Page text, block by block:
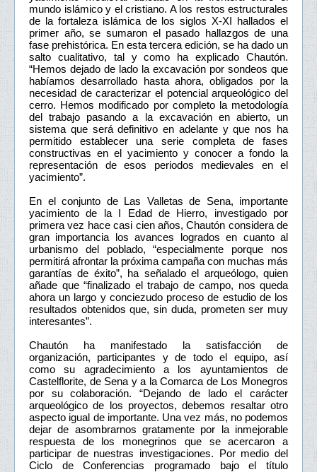
mundo islámico y el cristiano. A los restos estructurales
de la fortaleza islámica de los siglos X-XI hallados el
primer año, se sumaron el pasado hallazgos de una
fase prehistórica. En esta tercera edición, se ha dado un
salto cualitativo, tal y como ha explicado Chautón.
“Hemos dejado de lado la excavación por sondeos que
habíamos desarrollado hasta ahora, obligados por la
necesidad de caracterizar el potencial arqueológico del
cerro. Hemos modificado por completo la metodología
del trabajo pasando a la excavación en abierto, un
sistema que será definitivo en adelante y que nos ha
permitido establecer una serie completa de fases
constructivas en el yacimiento y conocer a fondo la
representación de esos periodos medievales en el
yacimiento”.
En el conjunto de Las Valletas de Sena, importante
yacimiento de la I Edad de Hierro, investigado por
primera vez hace casi cien años, Chautón considera de
gran importancia los avances logrados en cuanto al
urbanismo del poblado, “especialmente porque nos
permitirá afrontar la próxima campaña con muchas más
garantías de éxito”, ha señalado el arqueólogo, quien
añade que “finalizado el trabajo de campo, nos queda
ahora un largo y conciezudo proceso de estudio de los
resultados obtenidos que, sin duda, prometen ser muy
interesantes”.
Chautón ha manifestado la satisfacción de
organización, participantes y de todo el equipo, así
como su agradecimiento a los ayuntamientos de
Castelflorite, de Sena y a la Comarca de Los Monegros
por su colaboración. “Dejando de lado el carácter
arqueológico de los proyectos, debemos resaltar otro
aspecto igual de importante. Una vez más, no podemos
dejar de asombrarnos gratamente por la inmejorable
respuesta de los monegrinos que se acercaron a
participar de nuestras investigaciones. Por medio del
Ciclo de Conferencias programado bajo el título